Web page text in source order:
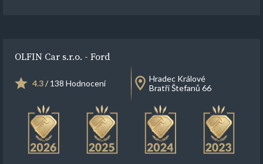
OLFIN Car s.r.o. - Ford
4.3/ 138 Hodnocení
Hradec Králové
Bratří Štefanů 66